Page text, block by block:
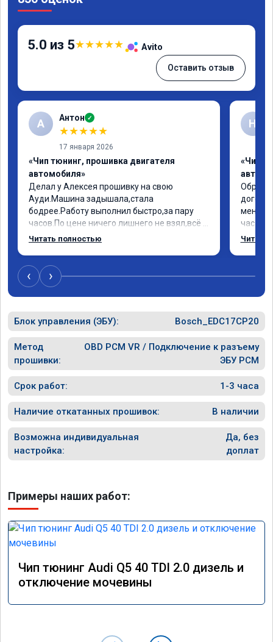
5.0 из 5★★★★★ Avito
Оставить отзыв
А Антон ✓
★★★★★
17 января 2026
«Чип тюнинг, прошивка двигателя
автомобиля»
Делал у Алексея прошивку на свою
Ауди.Машина задышала,стала
бодрее.Работу выполнил быстро,за пару
часов.По цене ничего лишнего не взял,всё
как договаривались заранее.После работы
случае поломки авто.Однозначно
рекомендую Алексея как грамотного
специалиста!
Читать полностью
Н
«Чип
меня
час
Арман
Читать
‹ ›
Блок управления (ЭБУ): Bosch_EDC17CP20
Метод
прошивки:
OBD PCM VR / Подключение к разъему
ЭБУ PCM
Срок работ: 1-3 часа
Наличие откатанных прошивок: В наличии
Возможна индивидуальная
настройка:
Да, без
доплат
Примеры наших работ:
Чип тюнинг Audi Q5 40 TDI 2.0 дизель и
отключение мочевины